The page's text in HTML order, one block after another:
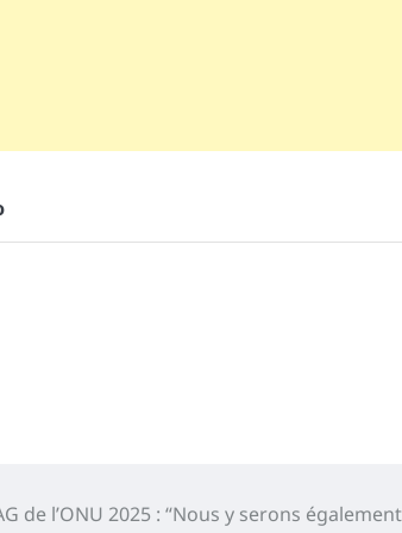
de l’ONU 2025 : “Nous y serons